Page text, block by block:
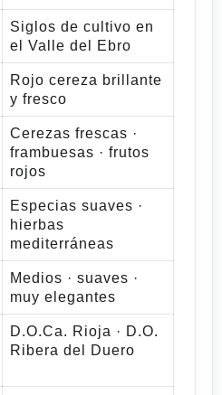
Siglos de cultivo en
el Valle del Ebro
Rojo cereza brillante
y fresco
Cerezas frescas ·
frambuesas · frutos
rojos
Especias suaves ·
hierbas
mediterráneas
Medios · suaves ·
muy elegantes
D.O.Ca. Rioja · D.O.
Ribera del Duero